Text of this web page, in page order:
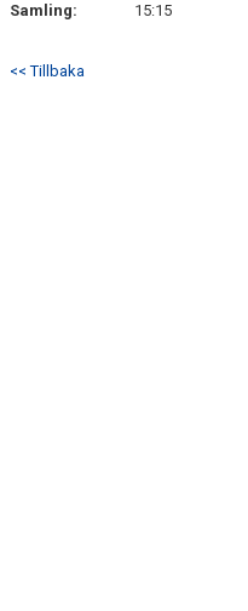
Samling:
15:15
<< Tillbaka